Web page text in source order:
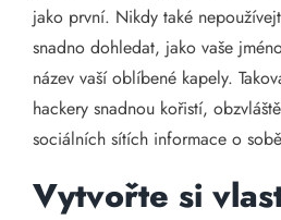
jako první. Nikdy také
snadno dohledat, jako vaše
název vaší oblíbené kapely.
hackery snadnou kořistí,
sociálních sítích informace o
Vytvořte si